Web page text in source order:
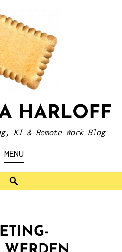
HARLOFF
KI & Remote Work Blog
MENU